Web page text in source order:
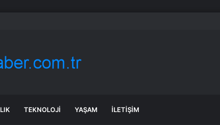
TEKNOLOJI YAŞAM İLETIŞIM